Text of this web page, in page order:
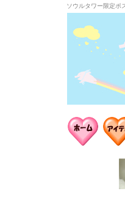
ソウルタワー限定ポ